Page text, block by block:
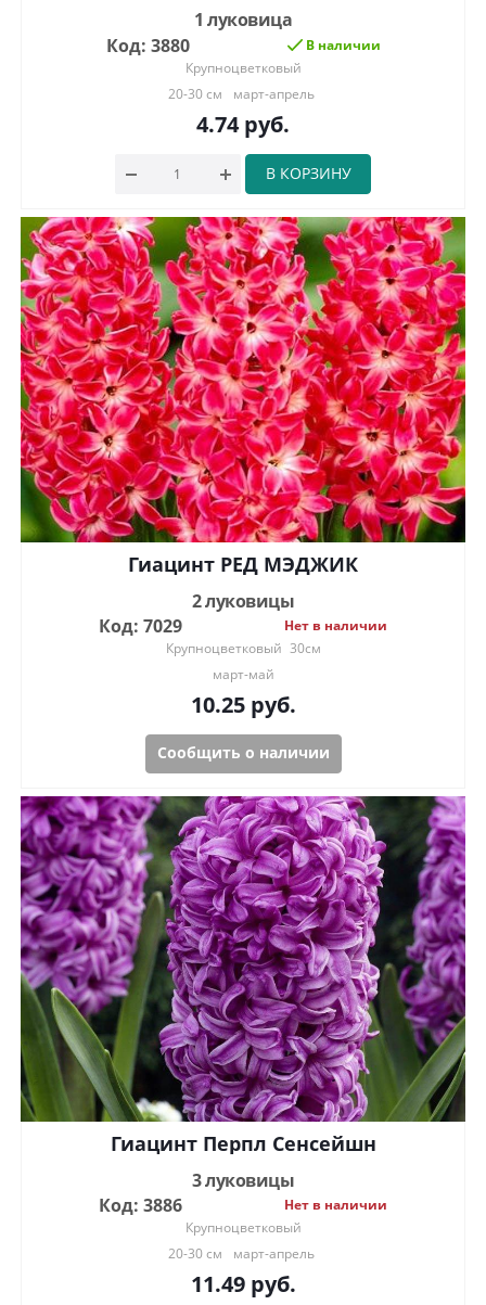
1 луковица
Код: 3880
В наличии
Крупноцветковый
20-30 см
март-апрель
4.74руб.
В КОРЗИНУ
Гиацинт РЕД МЭДЖИК
2 луковицы
Код: 7029
Нет в наличии
Крупноцветковый 30см
март-май
10.25руб.
Сообщить о наличии
Гиацинт Перпл Сенсейшн
3 луковицы
Код: 3886
Нет в наличии
Крупноцветковый
20-30 см
март-апрель
11.49руб.